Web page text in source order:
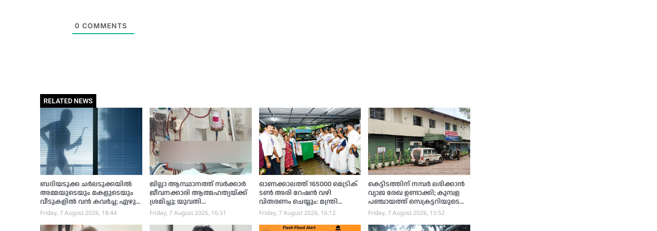
0 COMMENTS
RELATED NEWS
ബദിയടുക്ക ചർലടുക്കയിൽ
അമ്മയുടെയും മകളുടെയും
വീടുകളിൽ വൻ കവർച്ച; ഏഴു
പവൻ സ്വർണ്ണം കവർന്നു,
പൊലീസ് അന്വേഷണം
ആരംഭിച്ചു
Friday, 7 August 2026, 18:44
ജില്ലാ ആസ്ഥാനത്ത് സര്‍ക്കാര്‍
ജീവനക്കാരി ആത്മഹത്യയ്ക്ക്
ശ്രമിച്ചു; യുവതി
ആശുപത്രിയില്‍
Friday, 7 August 2026, 16:31
ഓണക്കാലത്ത് 165000 മെട്രിക്
ടണ്‍ അരി റേഷന്‍ വഴി
വിതരണം ചെയ്യും: മന്ത്രി
അനൂപ് ജേക്കബ്
Friday, 7 August 2026, 16:12
കെട്ടിടത്തിന് നമ്പര്‍ ലഭിക്കാന്‍
വ്യാജ രേഖ ഉണ്ടാക്കി; കുമ്പള
പഞ്ചായത്ത് സെക്രട്ടറിയുടെ
പരാതിയില്‍ പൂക്കട്ട
സ്വദേശിക്കെതിരെ
കേസെടുത്തു
Friday, 7 August 2026, 15:52